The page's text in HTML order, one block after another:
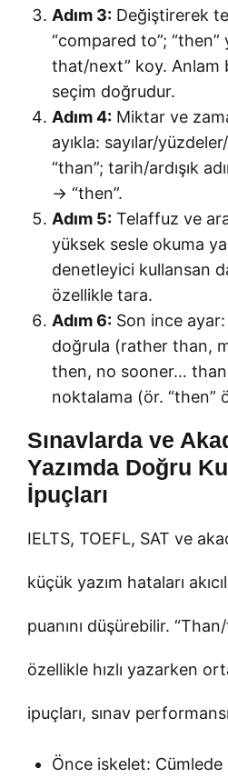
Adım 3: Değiştirerek
“compared to”;
that/next” koy. Anlam
seçim doğrudur.
Adım 4: Miktar ve
ayıkla: sayılar/
“than”; tarih/ardışık
→ “then”.
Adım 5: Telaffuz ve
yüksek sesle okuma
denetleyici kullansan
özellikle tara.
Adım 6: Son ince ayar:
doğrula (rather than,
then, no sooner…
noktalama (ör. “then”
Sınavlarda ve
Yazımda Doğru
İpuçları
IELTS, TOEFL, SAT ve
küçük yazım hataları
puanını düşürebilir.
özellikle hızlı yazarken
ipuçları, sınav
Önce iskelet: Cümlede